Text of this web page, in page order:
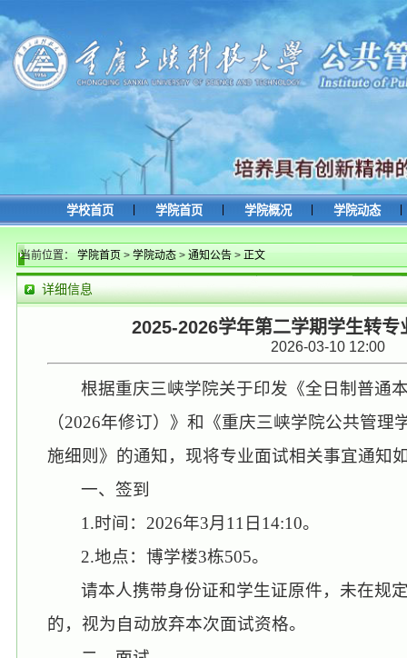
学校首页 学院首页 学院概况 学院动态
当前位置： 学院首页 > 学院动态 > 通知公告 > 正文
详细信息
2025-2026学年第二学期学生转专
2026-03-10 12:00
根据重庆三峡学院关于印发《全日制普通
（2026年修订）》和《重庆三峡学院公共管理
施细则》的通知， 现将专业面试相关事宜通知
一、 签到
1.时间：2026年3月11日14:10。
2.地点：博学楼3栋505。
请本人携带身份证和学生证原件，未在规
的，视为自动放弃本次面试资格。